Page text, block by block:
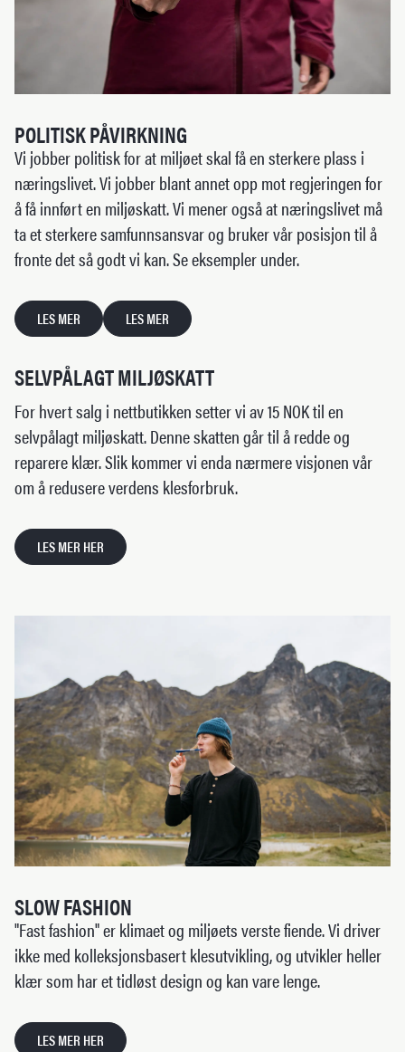
POLITISK PÅVIRKNING
Vi jobber politisk for at miljøet skal få en sterkere plass i
næringslivet. Vi jobber blant annet opp mot regjeringen for
å få innført en miljøskatt. Vi mener også at næringslivet må
ta et sterkere samfunnsansvar og bruker vår posisjon til å
fronte det så godt vi kan. Se eksempler under.
LES MER LES MER
SELVPÅLAGT MILJØSKATT
For hvert salg i nettbutikken setter vi av 15 NOK til en
selvpålagt miljøskatt. Denne skatten går til å redde og
reparere klær. Slik kommer vi enda nærmere visjonen vår
om å redusere verdens klesforbruk.
LES MER HER
SLOW FASHION
"Fast fashion" er klimaet og miljøets verste fiende. Vi driver
ikke med kolleksjonsbasert klesutvikling, og utvikler heller
klær som har et tidløst design og kan vare lenge.
LES MER HER